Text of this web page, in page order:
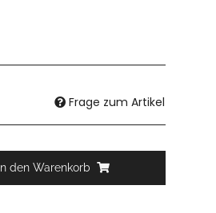
Frage zum Artikel
In den Warenkorb